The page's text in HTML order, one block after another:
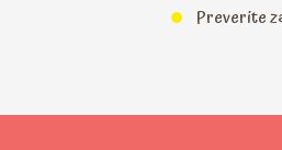
Preverite